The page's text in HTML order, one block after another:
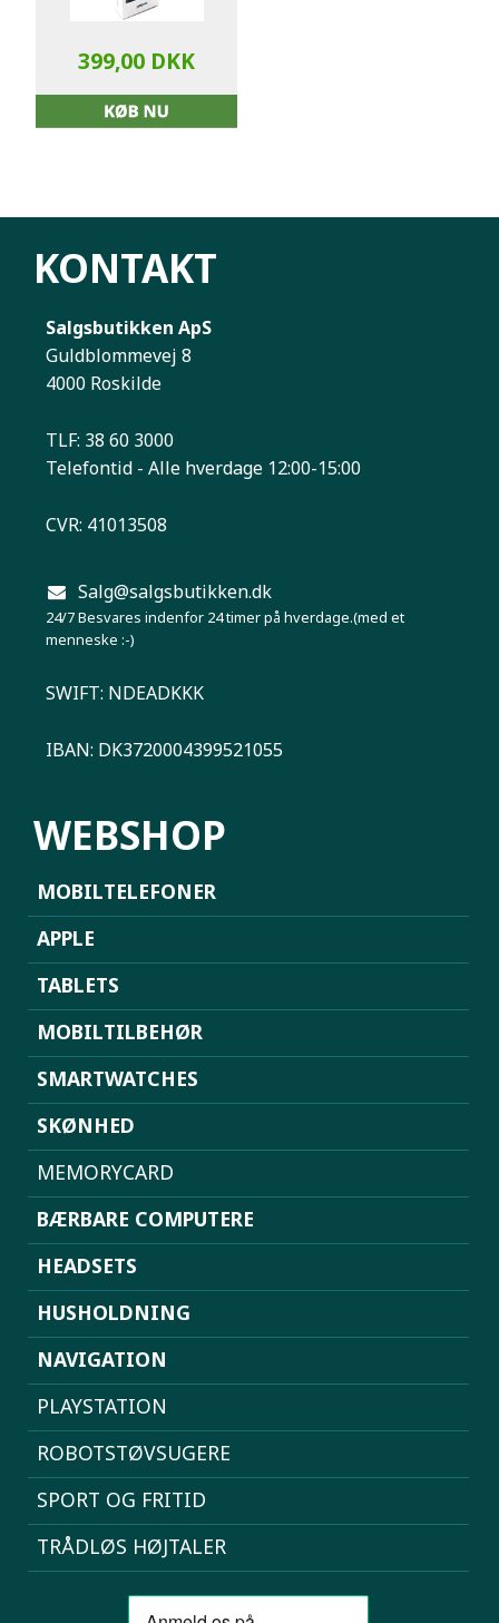
399,00 DKK
KONTAKT
Salgsbutikken ApS
Guldblommevej 8
4000 Roskilde
TLF: 38 60 3000
Telefontid - Alle hverdage 12:00-15:00
CVR: 41013508
Salg@salgsbutikken.dk
24/7 Besvares indenfor 24 timer på hverdage.(med et
menneske :-)
SWIFT: NDEADKKK
IBAN: DK3720004399521055
WEBSHOP
MOBILTELEFONER
APPLE
TABLETS
MOBILTILBEHØR
SMARTWATCHES
SKØNHED
MEMORYCARD
BÆRBARE COMPUTERE
HEADSETS
HUSHOLDNING
NAVIGATION
PLAYSTATION
ROBOTSTØVSUGERE
SPORT OG FRITID
TRÅDLØS HØJTALER